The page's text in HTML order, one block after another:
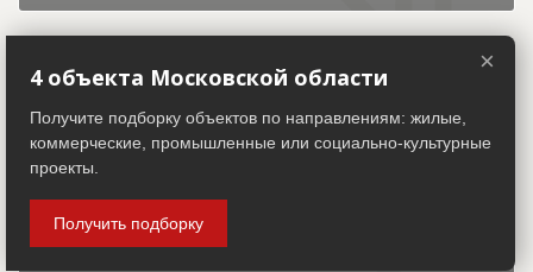
Инвестиции и финансы
×
4 объекта Московской области
Получите подборку объектов по направлениям: жилые,
коммерческие, промышленные или социально-культурные
проекты.
Получить подборку